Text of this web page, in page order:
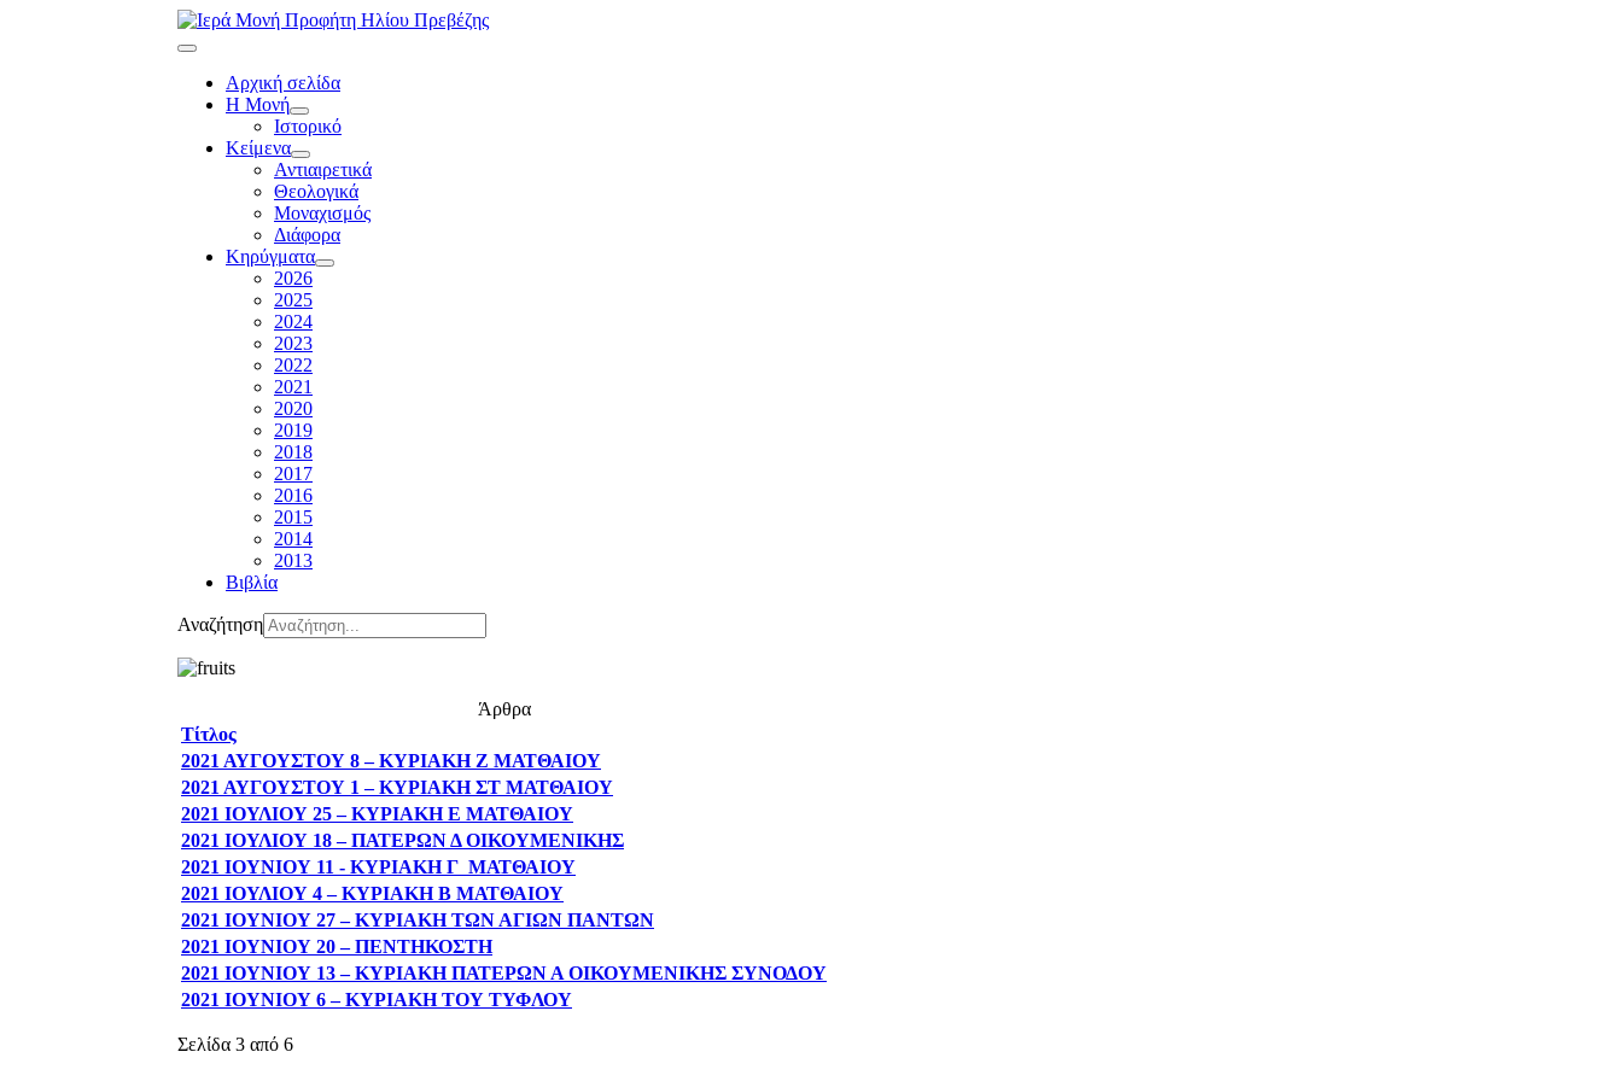
Αρχική σελίδα
Η Μονή
Ιστορικό
Κείμενα
Αντιαιρετικά
Θεολογικά
Μοναχισμός
Διάφορα
Κηρύγματα
2026
2025
2024
2023
2022
2021
2020
2019
2018
2017
2016
2015
2014
2013
Βιβλία
Αναζήτηση
Άρθρα
Τίτλος
2021 ΑΥΓΟΥΣΤΟΥ 8 – ΚΥΡΙΑΚΗ Ζ ΜΑΤΘΑΙΟΥ
2021 ΑΥΓΟΥΣΤΟΥ 1 – ΚΥΡΙΑΚΗ ΣΤ ΜΑΤΘΑΙΟΥ
2021 ΙΟΥΛΙΟΥ 25 – ΚΥΡΙΑΚΗ Ε ΜΑΤΘΑΙΟΥ
2021 ΙΟΥΛΙΟΥ 18 – ΠΑΤΕΡΩΝ Δ ΟΙΚΟΥΜΕΝΙΚΗΣ
2021 ΙΟΥΝΙΟΥ 11 - ΚΥΡΙΑΚΗ Γ ΜΑΤΘΑΙΟΥ
2021 ΙΟΥΛΙΟΥ 4 – ΚΥΡΙΑΚΗ Β ΜΑΤΘΑΙΟΥ
2021 ΙΟΥΝΙΟΥ 27 – ΚΥΡΙΑΚΗ ΤΩΝ ΑΓΙΩΝ ΠΑΝΤΩΝ
2021 ΙΟΥΝΙΟΥ 20 – ΠΕΝΤΗΚΟΣΤΗ
2021 ΙΟΥΝΙΟΥ 13 – ΚΥΡΙΑΚΗ ΠΑΤΕΡΩΝ Α ΟΙΚΟΥΜΕΝΙΚΗΣ ΣΥΝΟΔΟΥ
2021 ΙΟΥΝΙΟΥ 6 – ΚΥΡΙΑΚΗ ΤΟΥ ΤΥΦΛΟΥ
Σελίδα 3 από 6